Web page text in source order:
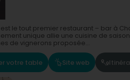
est le tout premier restaurant – bar à
unique allie une cuisine de
de vignerons proposée...
votre table Site web